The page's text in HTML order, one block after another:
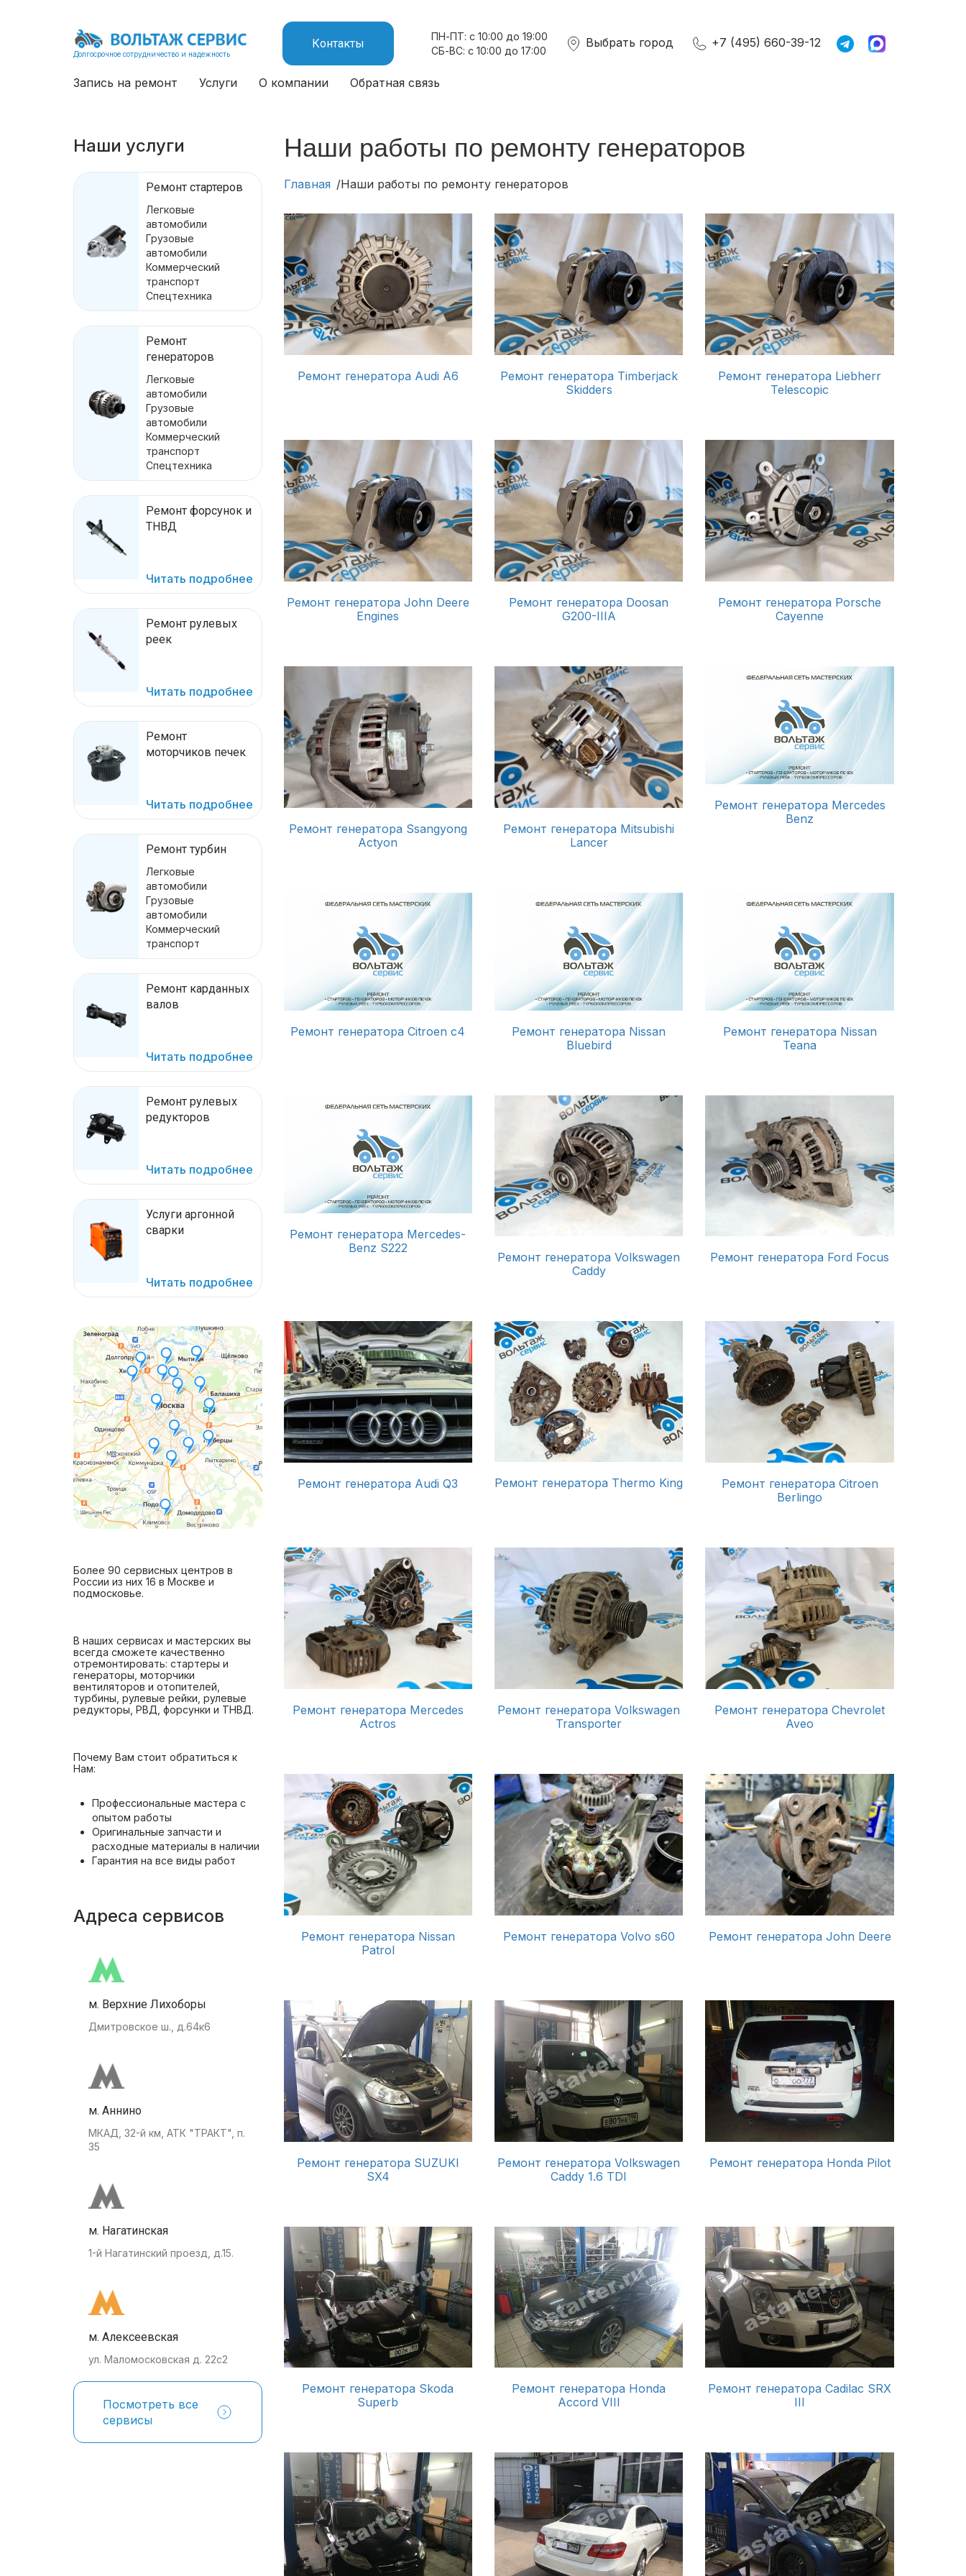
Долгосрочное сотрудничество и надежность
Запись на ремонт Услуги О компании Обратная связь
Контакты
ПН-ПТ: с 10:00 до 19:00
СБ-ВС: с 10:00 до 17:00
Выбрать город +7 (495) 660-39-12
Наши услуги
Ремонт стартеров
Легковые
автомобили
Грузовые
автомобили
Коммерческий
транспорт
Спецтехника
Ремонт
генераторов
Легковые
автомобили
Грузовые
автомобили
Коммерческий
транспорт
Спецтехника
Ремонт форсунок и
ТНВД
Читать подробнее
Ремонт рулевых
реек
Читать подробнее
Ремонт
моторчиков печек
Читать подробнее
Ремонт турбин
Легковые
автомобили
Грузовые
автомобили
Коммерческий
транспорт
Ремонт карданных
валов
Читать подробнее
Ремонт рулевых
редукторов
Читать подробнее
Услуги аргонной
сварки
Читать подробнее
Более 90 сервисных центров в
России из них 16 в Москве и
подмосковье.
В наших сервисах и мастерских вы
всегда сможете качественно
отремонтировать: стартеры и
генераторы, моторчики
вентиляторов и отопителей,
турбины, рулевые рейки, рулевые
редукторы, РВД, форсунки и ТНВД.
Почему Вам стоит обратиться к
Нам:
Профессиональные мастера с
опытом работы
Оригинальные запчасти и
расходные материалы в наличии
Гарантия на все виды работ
Адреса сервисов
м. Верхние Лихоборы
Дмитровское ш., д.64к6
м. Аннино
МКАД, 32-й км, АТК "ТРАКТ", п.
35
м. Нагатинская
1-й Нагатинский проезд, д.15.
м. Алексеевская
ул. Маломосковская д. 22с2
Посмотреть все
сервисы
Наши работы по ремонту генераторов
Главная Наши работы по ремонту генераторов
Ремонт генератора Audi A6
Ремонт генератора Timberjack
Skidders
Ремонт генератора Liebherr
Telescopic
Ремонт генератора John Deere
Engines
Ремонт генератора Doosan
G200-IIIA
Ремонт генератора Porsche
Cayenne
Ремонт генератора Ssangyong
Actyon
Ремонт генератора Mitsubishi
Lancer
Ремонт генератора Mercedes
Benz
Ремонт генератора Citroen c4
Ремонт генератора Nissan
Bluebird
Ремонт генератора Nissan
Teana
Ремонт генератора Mercedes-
Benz S222
Ремонт генератора Volkswagen
Caddy
Ремонт генератора Ford Focus
Ремонт генератора Audi Q3 Ремонт генератора Thermo King
Ремонт генератора Citroen
Berlingo
Ремонт генератора Mercedes
Actros
Ремонт генератора Volkswagen
Transporter
Ремонт генератора Chevrolet
Aveo
Ремонт генератора Nissan
Patrol
Ремонт генератора Volvo s60 Ремонт генератора John Deere
Ремонт генератора SUZUKI
SX4
Ремонт генератора Volkswagen
Caddy 1.6 TDI
Ремонт генератора Honda Pilot
Ремонт генератора Skoda
Superb
Ремонт генератора Honda
Accord VIII
Ремонт генератора Cadilac SRX
III